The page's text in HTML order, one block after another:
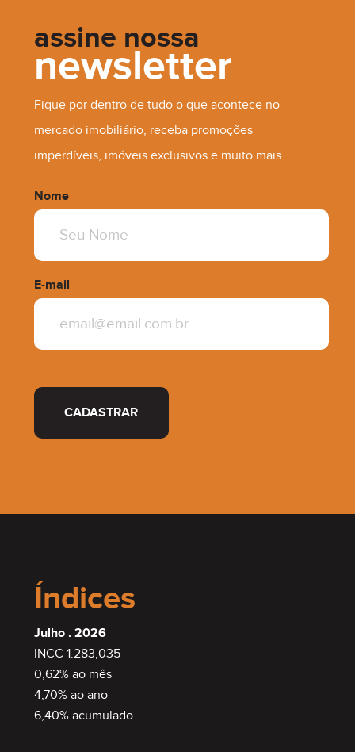
R$ 1.300.000,00
assine nossa
newsletter
Fique por dentro de tudo o que acontece no
mercado imobiliário, receba promoções
imperdíveis, imóveis exclusivos e muito mais...
Nome
E-mail
CADASTRAR
Índices
Julho . 2026
INCC 1.283,035
0,62% ao mês
4,70% ao ano
6,40% acumulado